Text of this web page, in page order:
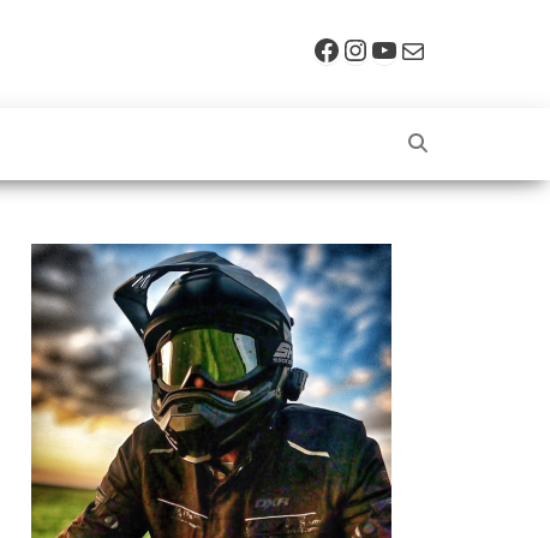
Facebook
Instagram
YouTube
E-mail